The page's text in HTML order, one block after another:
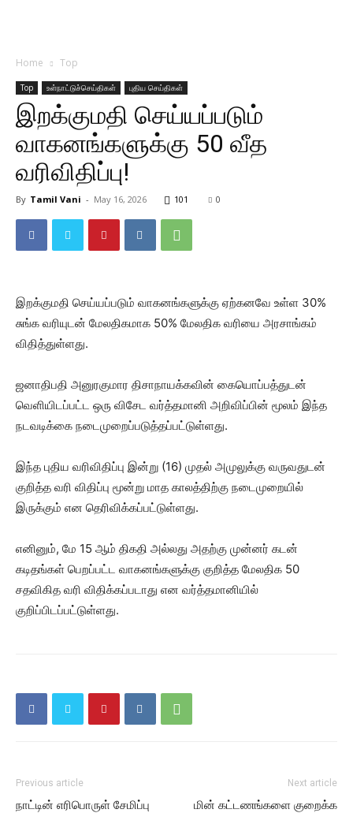
Home Top
Top உள்நாட்டுச்செய்திகள் புதிய செய்திகள்
இறக்குமதி செய்யப்படும்
வாகனங்களுக்கு 50 வீத
வரிவிதிப்பு!
By Tamil Vani - May 16, 2026 101 0
இறக்குமதி செய்யப்படும் வாகனங்களுக்கு ஏற்கனவே உள்ள 30%
சுங்க வரியுடன் மேலதிகமாக 50% மேலதிக வரியை அரசாங்கம்
விதித்துள்ளது.
ஜனாதிபதி அனுரகுமார திசாநாயக்கவின் கையொப்பத்துடன்
வெளியிடப்பட்ட ஒரு விசேட வர்த்தமானி அறிவிப்பின் மூலம் இந்த
நடவடிக்கை நடைமுறைப்படுத்தப்பட்டுள்ளது.
இந்த புதிய வரிவிதிப்பு இன்று (16) முதல் அமுலுக்கு வருவதுடன்
குறித்த வரி விதிப்பு மூன்று மாத காலத்திற்கு நடைமுறையில்
இருக்கும் என தெரிவிக்கப்பட்டுள்ளது.
எனினும், மே 15 ஆம் திகதி அல்லது அதற்கு முன்னர் கடன்
கடிதங்கள் பெறப்பட்ட வாகனங்களுக்கு குறித்த மேலதிக 50
சதவிகித வரி விதிக்கப்படாது என வர்த்தமானியில்
குறிப்பிடப்பட்டுள்ளது.
Previous article
நாட்டின் எரிபொருள் சேமிப்பு
Next article
மின் கட்டணங்களை குறைக்க